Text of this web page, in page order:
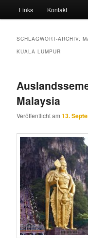
Links Kontakt
SCHLAGWORT-ARCHIV:
KUALA LUMPUR
Malaysia
Veröffentlicht am13.